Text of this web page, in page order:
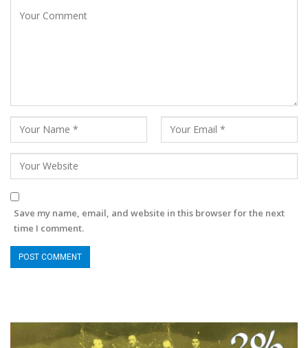
Save my name, email, and website in this browser for the next
time I comment.